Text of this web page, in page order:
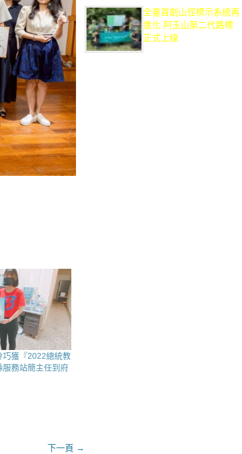
巧獲『2022總統教
服務站簡主任到府
下一頁 →
全臺首創山徑標示系統再
進化 阿玉山第二代路標
正式上線